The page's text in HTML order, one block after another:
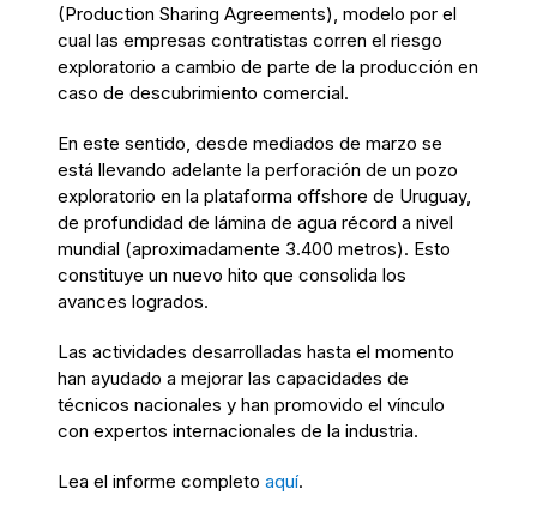
(Production Sharing Agreements), modelo por el
cual las empresas contratistas corren el riesgo
exploratorio a cambio de parte de la producción en
caso de descubrimiento comercial.
En este sentido, desde mediados de marzo se
está llevando adelante la perforación de un pozo
exploratorio en la plataforma offshore de Uruguay,
de profundidad de lámina de agua récord a nivel
mundial (aproximadamente 3.400 metros). Esto
constituye un nuevo hito que consolida los
avances logrados.
Las actividades desarrolladas hasta el momento
han ayudado a mejorar las capacidades de
técnicos nacionales y han promovido el vínculo
con expertos internacionales de la industria.
Lea el informe completo aquí.